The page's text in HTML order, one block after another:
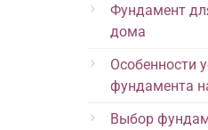
Фундамент
дома
Особенности
фундамента
Выбор